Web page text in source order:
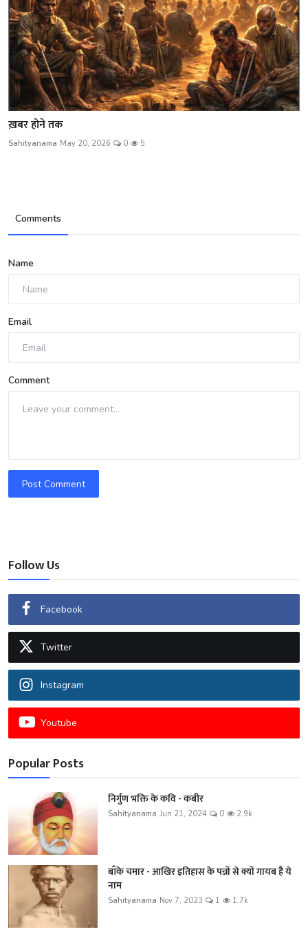
ख़बर होने तक
Sahityanama May 20, 2026 0 5
Comments
Name
Email
Comment
Post Comment
Follow Us
Facebook
Twitter
Instagram
Youtube
Popular Posts
निर्गुण भक्ति के कवि - कबीर
Sahityanama Jun 21, 2024 0 2.9k
बाँके चमार - आखिर इतिहास के पन्नों से क्यों गायब है ये
नाम
Sahityanama Nov 7, 2023 1 1.7k